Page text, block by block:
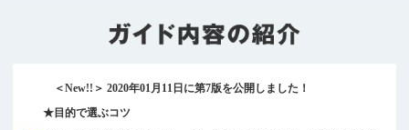
＜New!!＞ 2020年01月11日に第7版を公開しました！
★目的で選ぶコツ